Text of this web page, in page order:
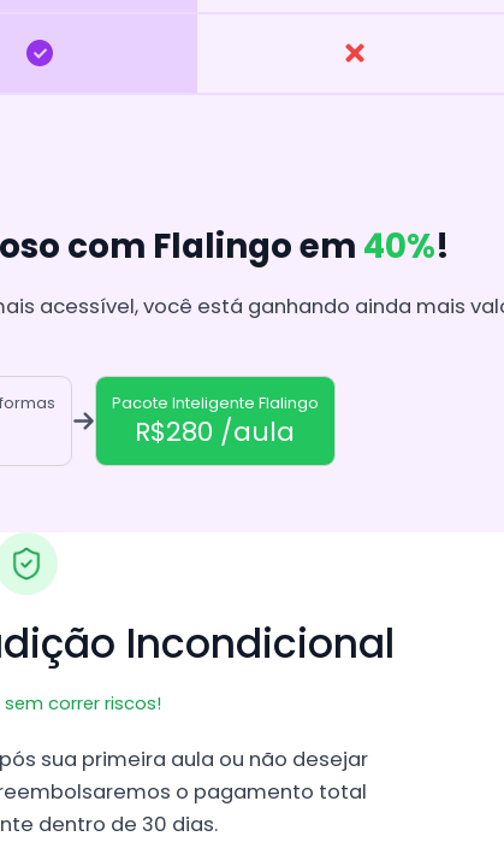
com Flalingo em 40%!
acessível, você está ganhando ainda mais
Pacote Inteligente Flalingo
R$280 /aula
Incondicional
correr riscos!
sua primeira aula ou não desejar
o pagamento total
dentro de 30 dias.